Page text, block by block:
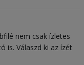
nem csak ízletes
is. Válaszd ki az ízét